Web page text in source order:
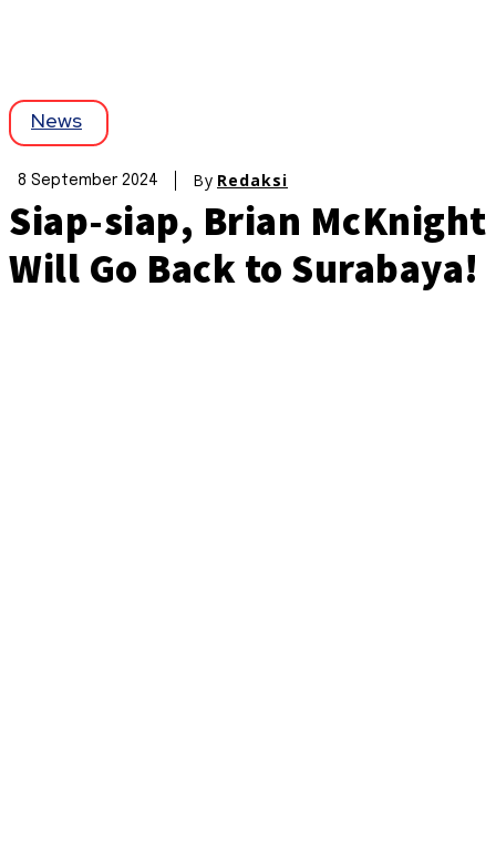
News
8 September 2024 By Redaksi
Siap-siap, Brian McKnight
Will Go Back to Surabaya!